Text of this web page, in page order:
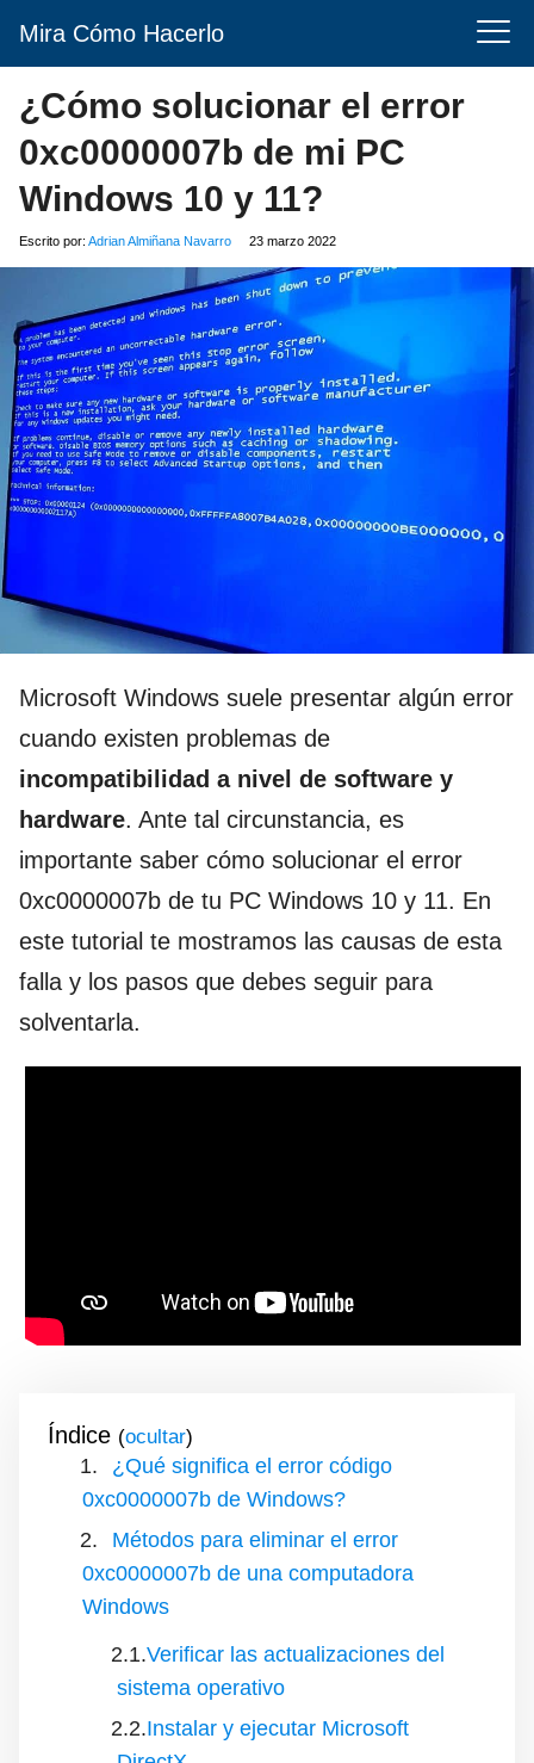
Mira Cómo Hacerlo
¿Cómo solucionar el error
0xc0000007b de mi PC
Windows 10 y 11?
Escrito por: Adrian Almiñana Navarro 23 marzo 2022
Microsoft Windows suele presentar algún error
cuando existen problemas de
incompatibilidad a nivel de software y
hardware. Ante tal circunstancia, es
importante saber cómo solucionar el error
0xc0000007b de tu PC Windows 10 y 11. En
este tutorial te mostramos las causas de esta
falla y los pasos que debes seguir para
solventarla.
Índice ( )
¿Qué significa el error código
0xc0000007b de Windows?
Métodos para eliminar el error
0xc0000007b de una computadora
Windows
Verificar las actualizaciones del
sistema operativo
Instalar y ejecutar Microsoft